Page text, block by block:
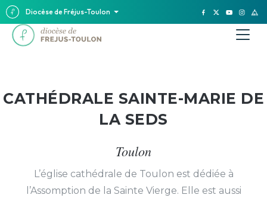
Diocèse de Fréjus-Toulon
CATHÉDRALE SAINTE-MARIE DE
LA SEDS
Toulon
L’église cathédrale de Toulon est dédiée à
l’Assomption de la Sainte Vierge. Elle est aussi